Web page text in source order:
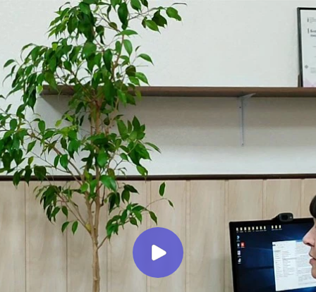
Миллеровское ТЕЛЕВИДЕНИЕ
О социальной помощи
участникам СВО из актуального
интервью
Миллеровское ТВ